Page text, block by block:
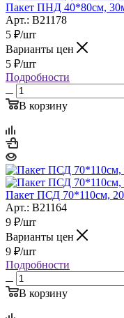
Пакет ПНД 40*80см,
Арт.: B21178
5 ₽/шт
Варианты цен
5 ₽/шт
Подробности
В корзину
Пакет ПСД 70*110см,
Арт.: B21164
9 ₽/шт
Варианты цен
9 ₽/шт
Подробности
В корзину